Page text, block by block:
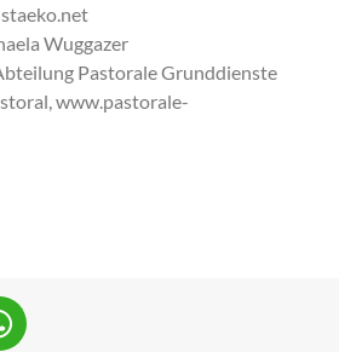
Wuggazer
Pastorale Grunddienste
www.pastorale-